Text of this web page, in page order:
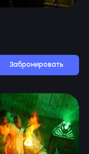
Забронировать